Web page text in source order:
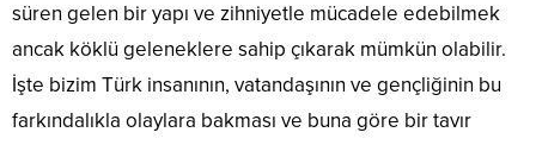
süren gelen bir yapı ve zihniyetle mücadele edebilmek
ancak köklü geleneklere sahip çıkarak mümkün olabilir.
İşte bizim Türk insanının, vatandaşının ve gençliğinin bu
farkındalıkla olaylara bakması ve buna göre bir tavır